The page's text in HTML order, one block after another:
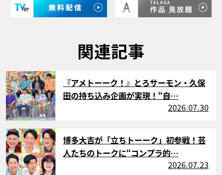
関連記事
サムネイル
『アメトーーク！』とろサーモン・久保
田の持ち込み企画が実現！“自…
2026.07.30
サムネイル
博多大吉が「立ちトーーク」初参戦！芸
人たちのトークに“コンプラ的…
2026.07.23